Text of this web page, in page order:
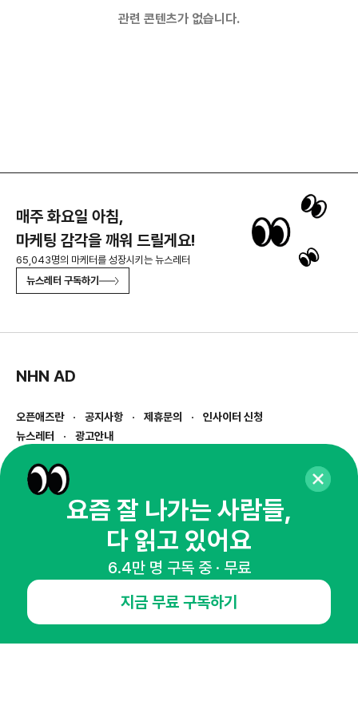
관련 콘텐츠가 없습니다.
매주 화요일 아침,
마케팅 감각을 깨워 드릴게요!
65,043명의 마케터를 성장시키는 뉴스레터
뉴스레터 구독하기
NHN AD
오픈애즈란 공지사항 제휴문의
인사이터 신청
뉴스레터
광고안내
경기도 성남시 분당구 대왕판교로645번길 16
사업자등록번호 : 144-81-27690(
통신판매업신고번호 : 2014-경기성남-1023
호스팅서비스사업자 : 오픈애즈
1800-2198
openads@openads.co.kr
이용약관
instagramthreadkakaotalk
요즘 잘 나가는 사람들,
다 읽고 있어요
6.4만 명 구독 중 · 무료
지금 무료 구독하기